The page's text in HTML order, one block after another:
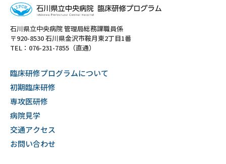
⽯川県⽴中央病院 管理局総務課職員係
〒920-8530 ⽯川県⾦沢市鞍⽉東2丁⽬1番
TEL： 076-231-7855 （直通）
臨床研修プログラムについて
初期臨床研修
専攻医研修
病院見学
交通アクセス
お問い合わせ